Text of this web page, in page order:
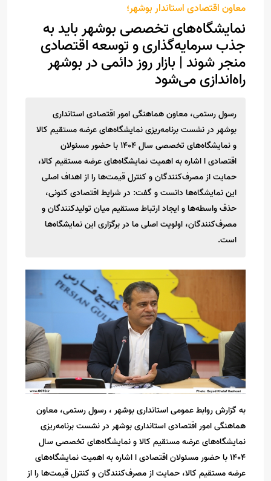
معاون اقتصادی استاندار بوشهر؛
نمایشگاه‌های تخصصی بوشهر باید به
جذب سرمایه‌گذاری و توسعه اقتصادی
منجر شوند | بازار روز دائمی در بوشهر
راه‌اندازی می‌شود
رسول رستمی، معاون هماهنگی امور اقتصادی استانداری
بوشهر در نشست برنامه‌ریزی نمایشگاه‌های عرضه مستقیم کالا
و نمایشگاه‌های تخصصی سال ۱۴۰۴ با حضور مسئولان
اقتصادی ا اشاره به اهمیت نمایشگاه‌های عرضه مستقیم کالا،
حمایت از مصرف‌کنندگان و کنترل قیمت‌ها را از اهداف اصلی
این نمایشگاه‌ها دانست و گفت: در شرایط اقتصادی کنونی،
حذف واسطه‌ها و ایجاد ارتباط مستقیم میان تولیدکنندگان و
مصرف‌کنندگان، اولویت اصلی ما در برگزاری این نمایشگاه‌ها
است.
به گزارش روابط عمومی استانداری بوشهر ، رسول رستمی، معاون
هماهنگی امور اقتصادی استانداری بوشهر در نشست برنامه‌ریزی
نمایشگاه‌های عرضه مستقیم کالا و نمایشگاه‌های تخصصی سال
۱۴۰۴ با حضور مسئولان اقتصادی ا اشاره به اهمیت نمایشگاه‌های
عرضه مستقیم کالا، حمایت از مصرف‌کنندگان و کنترل قیمت‌ها را از